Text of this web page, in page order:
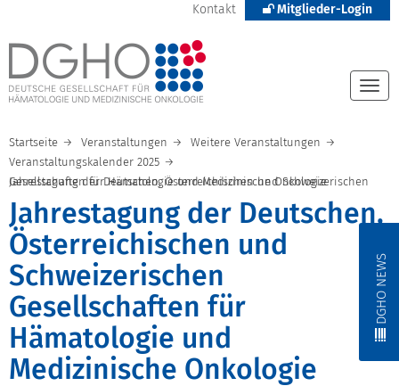
Kontakt Mitglieder-Login
DGHO NEWS
Startseite Veranstaltungen
Weitere Veranstaltungen
Veranstaltungskalender 2025
Jahrestagung der Deutschen, Österreichischen und Schweizerischen Gesellschaften für Hämatologie und Medizinische Onkologie
Jahrestagung der Deutschen,
Österreichischen und
Schweizerischen
Gesellschaften für
Hämatologie und
Medizinische Onkologie